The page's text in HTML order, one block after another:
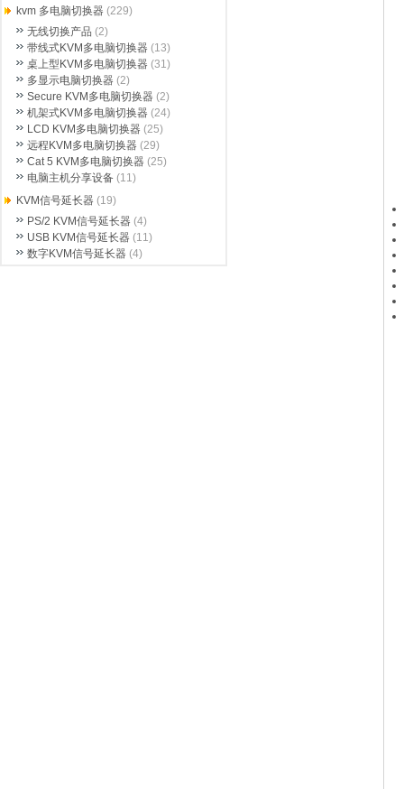
kvm 多电脑切换器 (229)
无线切换产品 (2)
带线式KVM多电脑切换器 (13)
桌上型KVM多电脑切换器 (31)
多显示电脑切换器 (2)
Secure KVM多电脑切换器 (2)
机架式KVM多电脑切换器 (24)
LCD KVM多电脑切换器 (25)
远程KVM多电脑切换器 (29)
Cat 5 KVM多电脑切换器 (25)
电脑主机分享设备 (11)
KVM信号延长器 (19)
PS/2 KVM信号延长器 (4)
USB KVM信号延长器 (11)
数字KVM信号延长器 (4)